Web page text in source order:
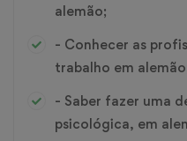
alemão;
- Conhecer as
trabalho em
- Saber fazer uma
psicológica, em